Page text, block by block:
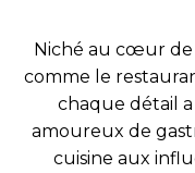
Niché au cœur de
comme le
chaque détail
amoureux de
cuisine aux